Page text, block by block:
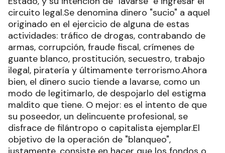
circuito legal.Se denomina dinero "sucio" a aquel
originado en el ejercicio de alguna de estas
actividades: tráfico de drogas, contrabando de
armas, corrupción, fraude fiscal, crímenes de
guante blanco, prostitución, secuestro, trabajo
ilegal, piratería y últimamente terrorismo.Ahora
bien, el dinero sucio tiende a lavarse, como un
modo de legitimarlo, de despojarlo del estigma
maldito que tiene. O mejor: es el intento de que
su poseedor, un delincuente profesional, se
disfrace de filántropo o capitalista ejemplar.El
objetivo de la operación de "blanqueo",